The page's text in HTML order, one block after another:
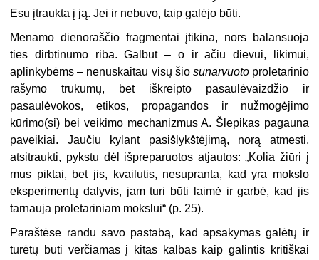
Esu įtraukta į ją. Jei ir nebuvo, taip galėjo būti.
Menamo dienoraščio fragmentai įtikina, nors balansuoja
ties dirbtinumo riba. Galbūt – o ir ačiū dievui, likimui,
aplinkybėms – nenuskaitau visų šio sunarvuotoproletarinio
rašymo trūkumų, bet iškreipto pasaulėvaizdžio ir
pasaulėvokos, etikos, propagandos ir nužmogėjimo
kūrimo(si) bei veikimo mechanizmus A. Šlepikas pagauna
paveikiai. Jaučiu kylant pasišlykštėjimą, norą atmesti,
atsitraukti, pykstu dėl išpreparuotos atjautos: „Kolia žiūri į
mus piktai, bet jis, kvailutis, nesupranta, kad yra mokslo
eksperimentų dalyvis, jam turi būti laimė ir garbė, kad jis
tarnauja proletariniam mokslui“ (p. 25).
Paraštėse randu savo pastabą, kad apsakymas galėtų ir
turėtų būti verčiamas į kitas kalbas kaip galintis kritiškai